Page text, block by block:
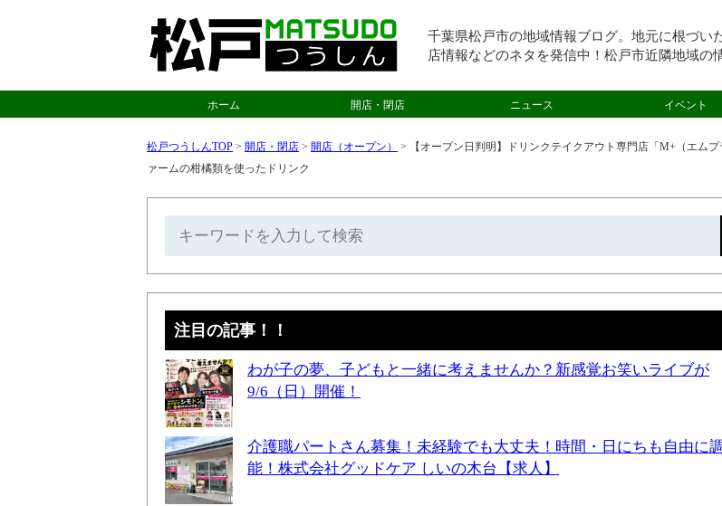
千葉県松戸市の地域情報ブログ。地元に根づい
店情報などのネタを発信中！松戸市近隣地域の
ホーム 開店・閉店 ニュース イベント
松戸つうしんTOP > 開店・閉店 > 開店（オープン） > 【オープン日判明】ドリンクテイクアウト専門店「M+（エム
ァームの柑橘類を使ったドリンク
注目の記事！！
わが子の夢、子どもと一緒に考えませんか？新感覚お笑いライブが
9/6（日）開催！
介護職パートさん募集！未経験でも大丈夫！時間・日にちも自由に
能！株式会社グッドケア しいの木台【求人】